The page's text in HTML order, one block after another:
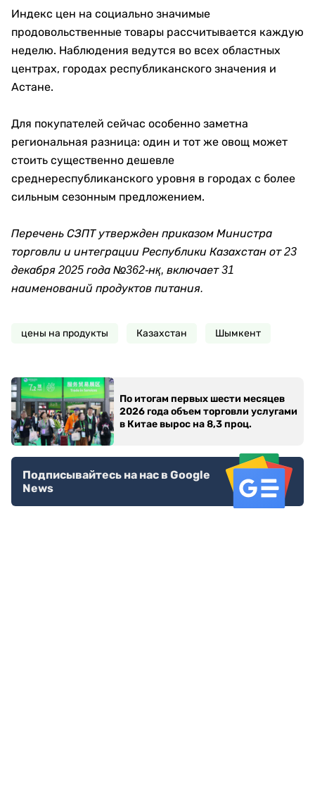
Индекс цен на социально значимые
продовольственные товары рассчитывается каждую
неделю. Наблюдения ведутся во всех областных
центрах, городах республиканского значения и
Астане.
Для покупателей сейчас особенно заметна
региональная разница: один и тот же овощ может
стоить существенно дешевле
среднереспубликанского уровня в городах с более
сильным сезонным предложением.
Перечень СЗПТ утвержден приказом Министра
торговли и интеграции Республики Казахстан от 23
декабря 2025 года №362-нқ, включает 31
наименований продуктов питания.
цены на продукты Казахстан Шымкент
По итогам первых шести месяцев
2026 года объем торговли услугами
в Китае вырос на 8,3 проц.
Подписывайтесь на нас в Google
News